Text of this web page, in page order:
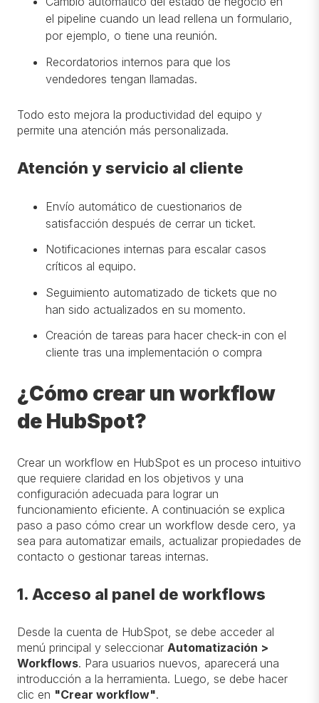
el pipeline cuando un lead rellena un formulario,
por ejemplo, o tiene una reunión.
Recordatorios internos para que los
vendedores tengan llamadas.
Todo esto mejora la productividad del equipo y
permite una atención más personalizada.
Atención y servicio al cliente
Envío automático de cuestionarios de
satisfacción después de cerrar un ticket.
Notificaciones internas para escalar casos
críticos al equipo.
Seguimiento automatizado de tickets que no
han sido actualizados en su momento.
Creación de tareas para hacer check-in con el
cliente tras una implementación o compra
¿Cómo crear un workflow
de HubSpot?
Crear un workflow en HubSpot es un proceso intuitivo
que requiere claridad en los objetivos y una
configuración adecuada para lograr un
funcionamiento eficiente. A continuación se explica
paso a paso cómo crear un workflow desde cero, ya
sea para automatizar emails, actualizar propiedades de
contacto o gestionar tareas internas.
1. Acceso al panel de workflows
Desde la cuenta de HubSpot, se debe acceder al
menú principal y seleccionar Automatización >
Workflows. Para usuarios nuevos, aparecerá una
introducción a la herramienta. Luego, se debe hacer
clic en "Crear workflow".